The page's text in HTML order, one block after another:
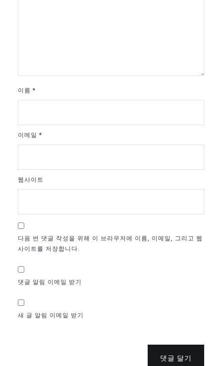
이름 *
이메일 *
웹사이트
다음 번 댓글 작성을 위해 이 브라우저에 이름, 이메일, 그리고 웹
사이트를 저장합니다.
댓글 알림 이메일 받기
새 글 알림 이메일 받기
댓글 달기